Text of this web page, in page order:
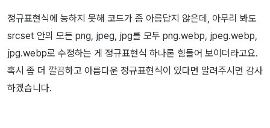
정규표현식에 능하지 못해 코드가 좀 아름답지 않은데, 아무리 봐도
srcset 안의 모든 png, jpeg, jpg를 모두 png.webp, jpeg.webp,
jpg.webp로 수정하는 게 정규표현식 하나론 힘들어 보이더라고요.
혹시 좀 더 깔끔하고 아름다운 정규표현식이 있다면 알려주시면 감사
하겠습니다.